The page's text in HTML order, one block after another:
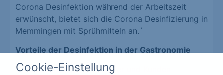
Corona Desinfektion während der Arbeitszeit
erwünscht, bietet sich die Corona Desinfizierung in
Memmingen mit Sprühmitteln an.´
Vorteile der Desinfektion in der Gastronomie
Schutz Ihrer Mitarbeiter und Kunden
Cookie-Einstellung